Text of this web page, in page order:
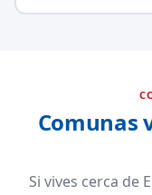
Comunas
Si vives cerca de